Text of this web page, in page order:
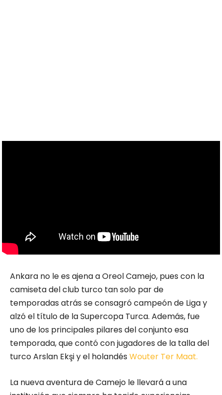
Ankara no le es ajena a Oreol Camejo, pues con la
camiseta del club turco tan solo par de
temporadas atrás se consagró campeón de Liga y
alzó el título de la Supercopa Turca. Además, fue
uno de los principales pilares del conjunto esa
temporada, que contó con jugadores de la talla del
turco Arslan Ekşi y el holandés Wouter Ter Maat.
La nueva aventura de Camejo le llevará a una